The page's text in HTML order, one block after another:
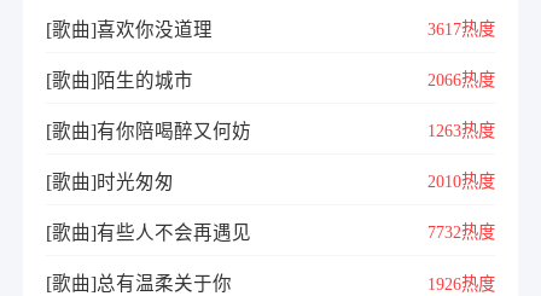
[歌曲]喜欢你没道理 3617热度
[歌曲]陌生的城市 2066热度
[歌曲]有你陪喝醉又何妨 1263热度
[歌曲]时光匆匆 2010热度
[歌曲]有些人不会再遇见 7732热度
[歌曲]总有温柔关于你 1926热度